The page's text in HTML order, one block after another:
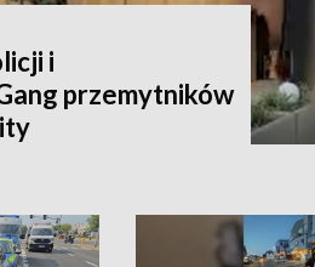
i
przemytników